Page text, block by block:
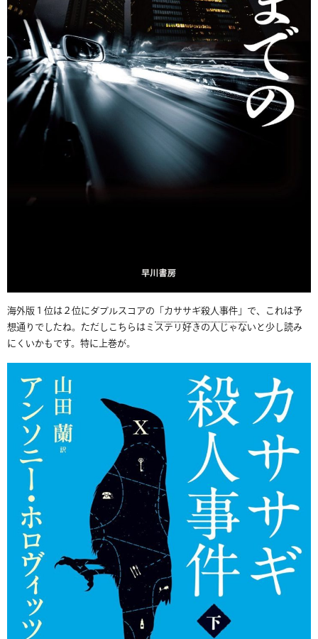
海外版１位は２位にダブルスコアの 「カササギ殺人事件」 で、これは予
想通りでしたね。ただしこちらはミステリ好きの人じゃないと少し読み
にくいかもです。特に上巻が。